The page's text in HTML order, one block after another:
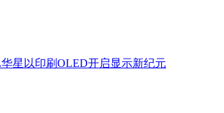
星以印刷OLED开启显示新纪元